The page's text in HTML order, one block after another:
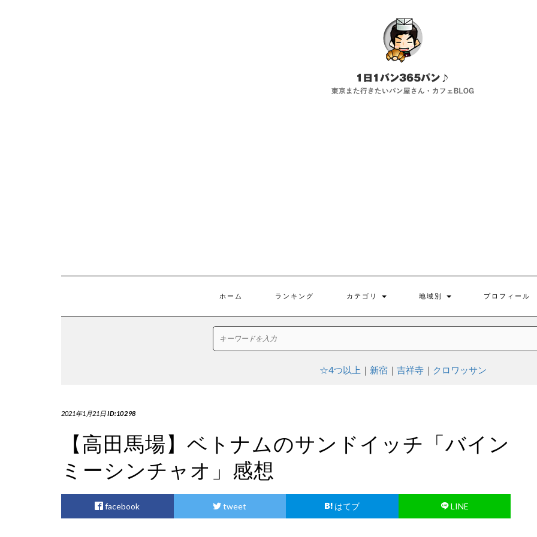
ホーム ランキング カテゴリ 地域別 プロフィール
☆4つ以上 ｜ 新宿 ｜ 吉祥寺｜ クロワッサン
2021年1月21日ID:10298
【高田馬場】ベトナムのサンドイッチ「バイン
ミーシンチャオ」感想
facebook tweet はてブ LINE